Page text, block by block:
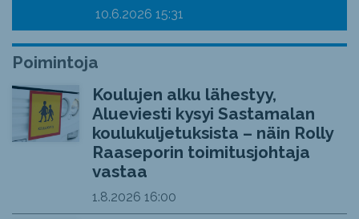
10.6.2026 15:31
Poimintoja
Koulujen alku lähestyy,
Alueviesti kysyi Sastamalan
koulukuljetuksista – näin Rolly
Raaseporin toimitusjohtaja
vastaa
1.8.2026 16:00